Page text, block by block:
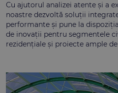
Cu ajutorul analizei atente și a
noastre dezvoltă soluții
performante și pune la
de inovații pentru segmentele
rezidențiale și proiecte ample